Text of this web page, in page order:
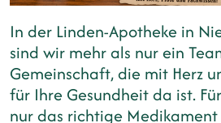
In der Linden-Apotheke in
sind wir mehr als nur ein
Gemeinschaft, die mit Herz
für Ihre Gesundheit da ist.
nur das richtige